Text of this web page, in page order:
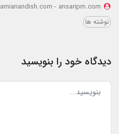
- ansaripm.com
نوشته ها
دیدگاه خود را بنویسید